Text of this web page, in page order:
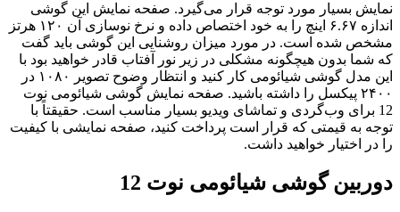
بسیار مورد توجه قرار می‌گیرد. صفحه نمایش این گوشی
اندازه ۶.۶۷ اینچ را به خود اختصاص داده و نرخ نوسازی آن ۱۲۰ هرتز
شده است. در مورد میزان روشنایی این گوشی باید گفت
شما بدون هیچگونه مشکلی در زیر نور آفتاب قادر خواهید بود با
این مدل گوشی شیائومی کار کنید و انتظار وضوح تصویر ۱۰۸۰ در
۲۴۰۰ پیکسل را داشته باشید. صفحه نمایش گوشی شیائومی نوت
12 برای وب‌گردی و تماشای ویدیو بسیار مناسب است. حقیقتاً با
به قیمتی که قرار است پرداخت کنید، صفحه نمایشی با کیفیت
در اختیار خواهید داشت.
گوشی شیائومی نوت 12